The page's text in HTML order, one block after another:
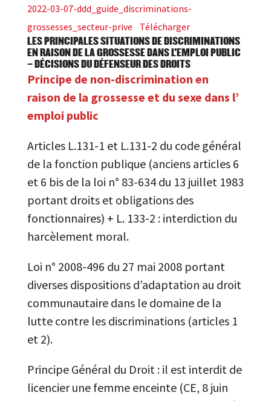
2022-03-07-ddd_guide_discriminations-
grossesses_secteur-prive
Télécharger
LES PRINCIPALES SITUATIONS DE DISCRIMINATIONS
EN RAISON DE LA GROSSESSE DANS L’EMPLOI PUBLIC
– DÉCISIONS DU DÉFENSEUR DES DROITS
Principe de non-discrimination en
raison de la grossesse et du sexe dans l’
emploi public
Articles L.131-1 et L.131-2 du code général
de la fonction publique (anciens articles 6
et 6 bis de la loi n° 83-634 du 13 juillet 1983
portant droits et obligations des
fonctionnaires) + L. 133-2 : interdiction du
harcèlement moral.
Loi n° 2008-496 du 27 mai 2008 portant
diverses dispositions d’adaptation au droit
communautaire dans le domaine de la
lutte contre les discriminations (articles 1
et 2).
Principe Général du Droit : il est interdit de
licencier une femme enceinte (CE, 8 juin